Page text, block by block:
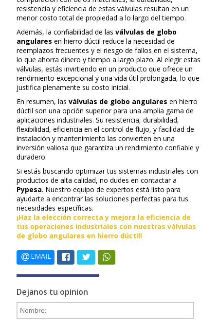
resistencia y eficiencia de estas válvulas resultan en un
menor costo total de propiedad a lo largo del tiempo.
Además, la confiabilidad de las válvulas de globo
angulares en hierro dúctil reduce la necesidad de
reemplazos frecuentes y el riesgo de fallos en el sistema,
lo que ahorra dinero y tiempo a largo plazo. Al elegir estas
válvulas, estás invirtiendo en un producto que ofrece un
rendimiento excepcional y una vida útil prolongada, lo que
justifica plenamente su costo inicial.
En resumen, las válvulas de globo angulares en hierro
dúctil son una opción superior para una amplia gama de
aplicaciones industriales. Su resistencia, durabilidad,
flexibilidad, eficiencia en el control de flujo, y facilidad de
instalación y mantenimiento las convierten en una
inversión valiosa que garantiza un rendimiento confiable y
duradero.
Si estás buscando optimizar tus sistemas industriales con
productos de alta calidad, no dudes en contactar a
Pypesa. Nuestro equipo de expertos está listo para
ayudarte a encontrar las soluciones perfectas para tus
necesidades específicas.
¡Haz la elección correcta y mejora la eficiencia de
tus operaciones industriales con nuestras válvulas
de globo angulares en hierro dúctil!
EMAIL
Dejanos tu opinion